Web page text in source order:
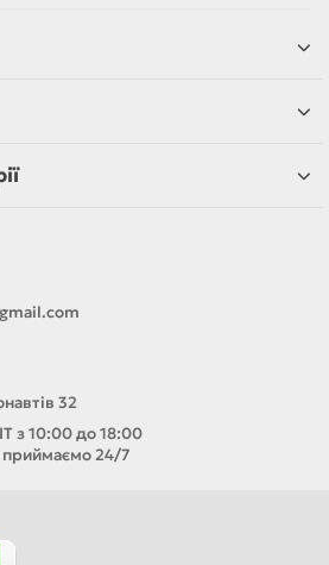
32
з 10:00 до 18:00
24/7